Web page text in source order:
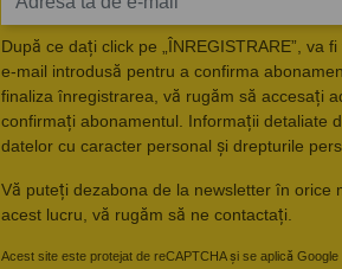
După ce dați click pe „ÎNREGISTRARE”, va
e-mail introdusă pentru a confirma
finaliza înregistrarea, vă rugăm să accesați
confirmați abonamentul. Informații detaliate
datelor cu caracter personal și drepturile
Vă puteți dezabona de la newsletter în orice
acest lucru, vă rugăm să ne contactați.
Acest site este protejat de reCAPTCHA și se aplică Google